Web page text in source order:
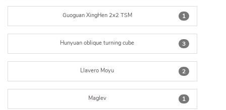
1
Guoguan XingHen 2x2 TSM
3
Hunyuan oblique turning cube
2
Llavero Moyu
1
Maglev